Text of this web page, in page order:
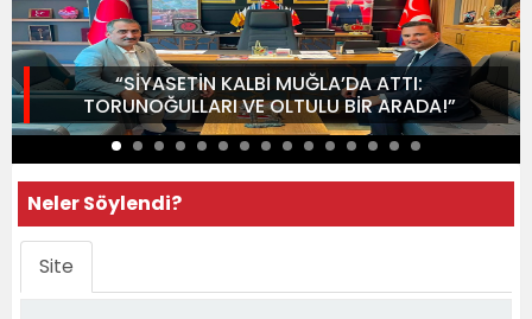
“SİYASETİN KALBİ MUĞLA’DA ATTI:
TORUNOĞULLARI VE OLTULU BİR ARADA!”
Neler Söylendi?
Site